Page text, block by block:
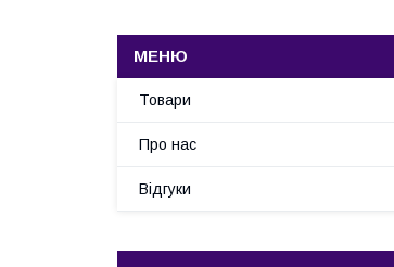
Товари
Про нас
Відгуки